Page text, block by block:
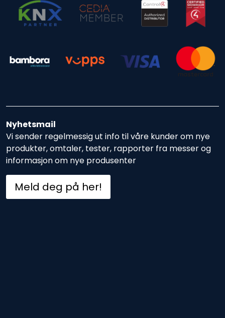
Nyhetsmail
Vi sender regelmessig ut info til våre kunder om nye
produkter, omtaler, tester, rapporter fra messer og
informasjon om nye produsenter
Meld deg på her!